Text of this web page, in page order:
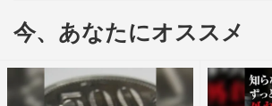
ルたちも強力。法政大学アメリカンフッ
を務めた経験のある「withB」ことブリ
10人の初参戦メンバーも集結し、アキ
今、あなたにオススメ